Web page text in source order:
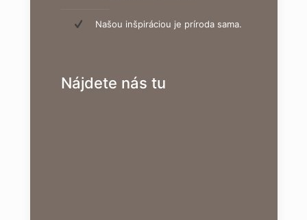
Našou inšpiráciou je príroda sama.
Nájdete nás tu